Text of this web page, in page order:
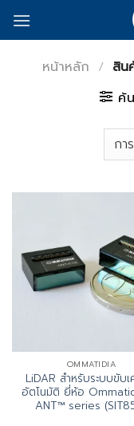
หน้าหลัก / สิน
ค้
OMMATIDIA
LiDAR สำหรับระบบขับ
อัตโนมัติ ยี่ห้อ
ANT™ series